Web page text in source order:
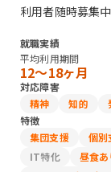
利用者随時募集
就職実績
平均利用期間
12〜18ヶ月
対応障害
精神
知的
特徴
集団支援
個別
IT特化
昼食あ